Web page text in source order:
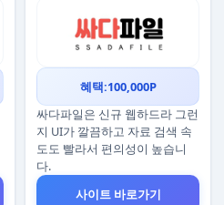
혜택:100,000P
싸다파일은 신규 웹하드라 그런
지 UI가 깔끔하고 자료 검색 속
도도 빨라서 편의성이 높습니
다.
사이트 바로가기